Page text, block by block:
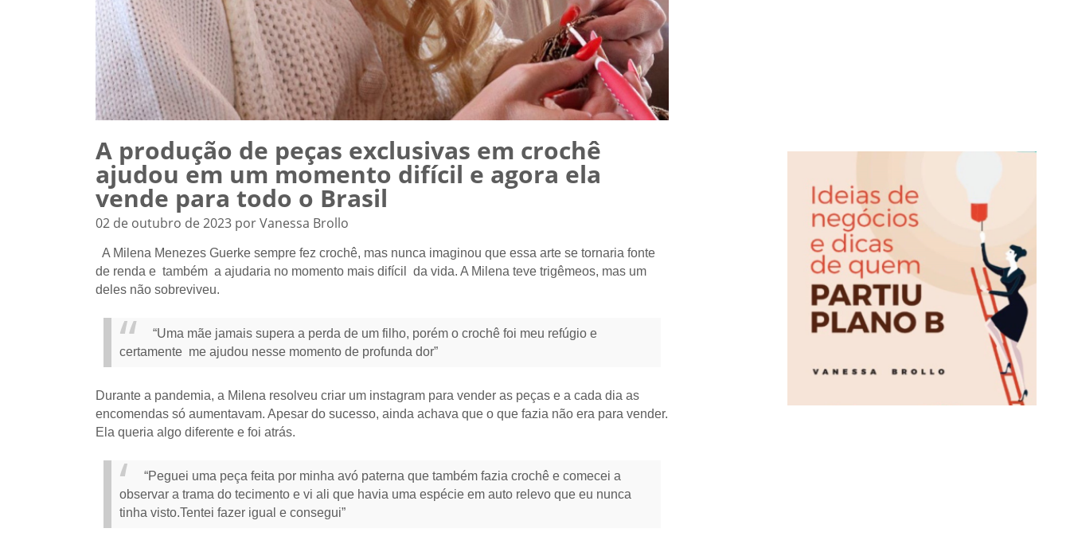
A produção de peças exclusivas em crochê
ajudou em um momento difícil e agora ela
vende para todo o Brasil
02 de outubro de 2023 por Vanessa Brollo
A Milena Menezes Guerke sempre fez crochê, mas nunca imaginou que essa arte se tornaria fonte
de renda e também a ajudaria no momento mais difícil da vida. A Milena teve trigêmeos, mas um
deles não sobreviveu.
“Uma mãe jamais supera a perda de um filho, porém o crochê foi meu refúgio e
certamente me ajudou nesse momento de profunda dor”
Durante a pandemia, a Milena resolveu criar um instagram para vender as peças e a cada dia as
encomendas só aumentavam. Apesar do sucesso, ainda achava que o que fazia não era para vender.
Ela queria algo diferente e foi atrás.
“Peguei uma peça feita por minha avó paterna que também fazia crochê e comecei a
observar a trama do tecimento e vi ali que havia uma espécie em auto relevo que eu nunca
tinha visto.Tentei fazer igual e consegui”